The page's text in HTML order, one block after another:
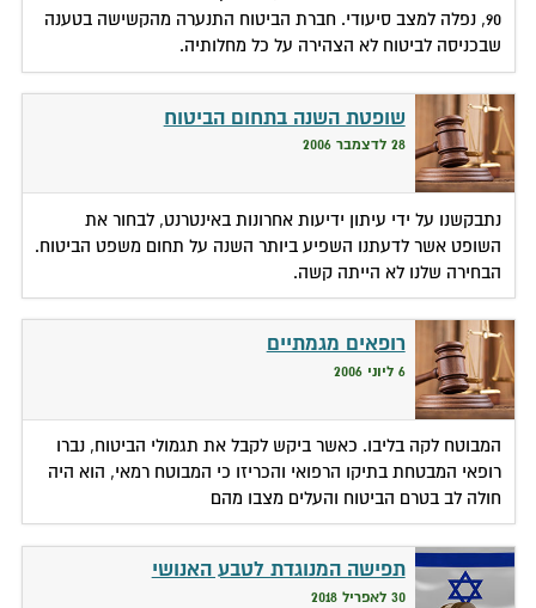
90, נפלה למצב סיעודי. חברת הביטוח התנערה מהקשישה בטענה
שבכניסה לביטוח לא הצהירה על כל מחלותיה.
שופטת השנה בתחום הביטוח
28 לדצמבר 2006
נתבקשנו על ידי עיתון ידיעות אחרונות באינטרנט, לבחור את
השופט אשר לדעתנו השפיע ביותר השנה על תחום משפט הביטוח.
הבחירה שלנו לא הייתה קשה.
רופאים מגמתיים
6 ליוני 2006
המבוטח לקה בליבו. כאשר ביקש לקבל את תגמולי הביטוח, נברו
רופאי המבטחת בתיקו הרפואי והכריזו כי המבוטח רמאי, הוא היה
חולה לב בטרם הביטוח והעלים מצבו מהם
תפישה המנוגדת לטבע האנושי
30 לאפריל 2018